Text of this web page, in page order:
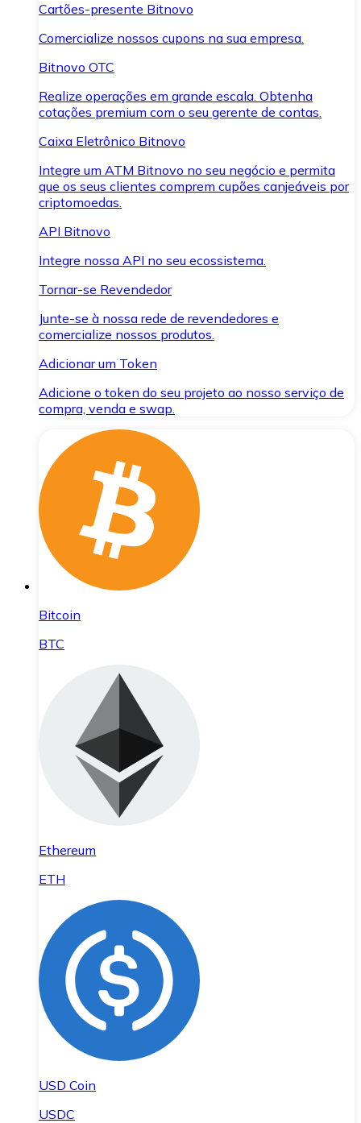
Cartões-presente Bitnovo
Comercialize nossos cupons na sua empresa.
Bitnovo OTC
Realize operações em grande escala. Obtenha
cotações premium com o seu gerente de contas.
Caixa Eletrônico Bitnovo
Integre um ATM Bitnovo no seu negócio e permita
que os seus clientes comprem cupões canjeáveis por
criptomoedas.
API Bitnovo
Integre nossa API no seu ecossistema.
Tornar-se Revendedor
Junte-se à nossa rede de revendedores e
comercialize nossos produtos.
Adicionar um Token
Adicione o token do seu projeto ao nosso serviço de
compra, venda e swap.
Bitcoin
BTC
Ethereum
ETH
USD Coin
USDC